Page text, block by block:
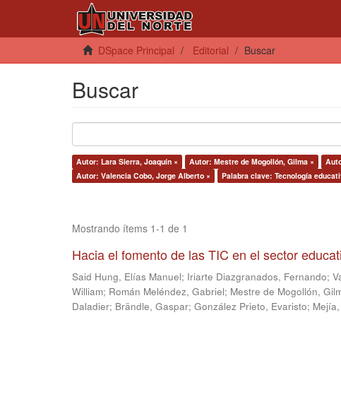
DSpace Principal Editorial Buscar
Buscar
Autor: Lara Sierra, Joaquín × Autor: Mestre de Mogollón, Gilma ×
Autor: Valencia Cobo, Jorge Alberto ×
Palabra clave: Tecnología
Mostrando ítems 1-1 de 1
Hacia el fomento de las TIC en el sector
Said Hung, Elías Manuel; Iriarte Diazgranados, Fernando;
William; Román Meléndez, Gabriel; Mestre de Mogollón,
Daladier; Brändle, Gaspar; González Prieto, Evaristo;